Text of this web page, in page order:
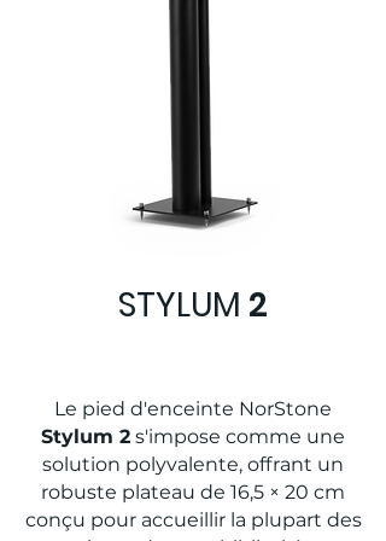
STYLUM 2
Le pied d'enceinte NorStone
Stylum 2 s'impose comme une
solution polyvalente, offrant un
robuste plateau de 16,5 × 20 cm
conçu pour accueillir la plupart des